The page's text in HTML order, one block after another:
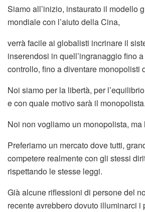
Siamo all’inizio, instaurato il modello
mondiale con l’aiuto della Cina,
verrà facile ai globalisti incrinare il
inserendosi in quell’ingranaggio fino
controllo, fino a diventare monopolisti
Noi siamo per la libertà, per
e con quale motivo sarà il monopolista.
Noi non vogliamo un monopolista, ma
Preferiamo un mercato dove tutti,
competere realmente con gli stessi
rispettando le stesse leggi.
Già alcune riflessioni di persone del
recente avrebbero dovuto illuminarci i